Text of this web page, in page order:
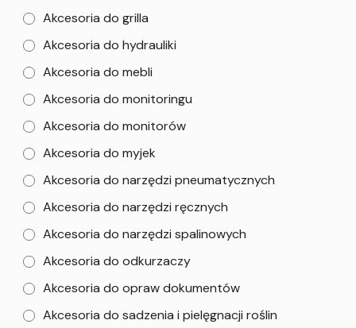
Akcesoria do grilla
Akcesoria do hydrauliki
Akcesoria do mebli
Akcesoria do monitoringu
Akcesoria do monitorów
Akcesoria do myjek
Akcesoria do narzędzi pneumatycznych
Akcesoria do narzędzi ręcznych
Akcesoria do narzędzi spalinowych
Akcesoria do odkurzaczy
Akcesoria do opraw dokumentów
Akcesoria do sadzenia i pielęgnacji roślin